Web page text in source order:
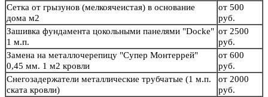
Сетка от грызунов (мелкоячеистая) в основание
дома м2
от 500
руб.
Зашивка фундамента цокольными панелями "Docke"
1 м.п.
от 2500
руб.
Замена на металлочерепицу "Супер Монтеррей"
0,45 мм. 1 м2 кровли
от 600
руб.
Снегозадержатели металлические трубчатые (1 м.п.
ската кровли)
от 2000
руб.